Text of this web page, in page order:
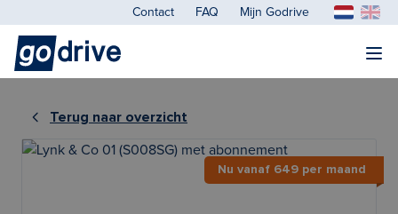
Contact FAQ Mijn Godrive
Terug naar overzicht
Nu vanaf 649 per maand